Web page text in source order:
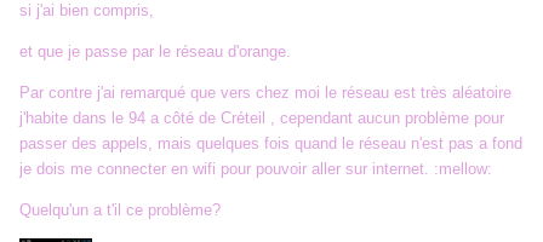
si j'ai bien compris,
et que je passe par le réseau d'orange.
Par contre j'ai remarqué que vers chez moi le réseau est très aléatoire
j'habite dans le 94 a côté de Créteil , cependant aucun problème pour
passer des appels, mais quelques fois quand le réseau n'est pas a fond
je dois me connecter en wifi pour pouvoir aller sur internet. :mellow:
Quelqu'un a t'il ce problème?